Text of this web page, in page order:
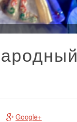
Google+